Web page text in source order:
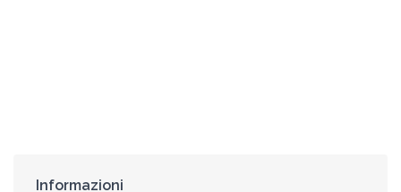
Informazioni